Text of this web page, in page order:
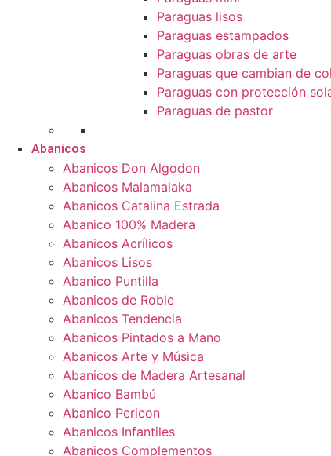
Paraguas lisos
Paraguas estampados
Paraguas obras de arte
Paraguas que cambian de
Paraguas con protección
Paraguas de pastor
Abanicos
Abanicos Don Algodon
Abanicos Malamalaka
Abanicos Catalina Estrada
Abanico 100% Madera
Abanicos Acrílicos
Abanicos Lisos
Abanico Puntilla
Abanicos de Roble
Abanicos Tendencia
Abanicos Pintados a Mano
Abanicos Arte y Música
Abanicos de Madera Artesanal
Abanico Bambú
Abanico Pericon
Abanicos Infantiles
Abanicos Complementos